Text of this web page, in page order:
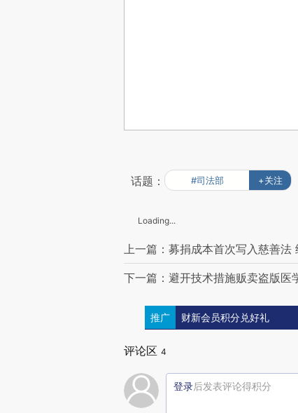
话题： #司法部 +关注
Loading...
上一篇：募捐成本首次写入慈善法
下一篇：避开技术措施贩卖盗版医
推广 财新会员积分兑好礼
评论区 4
登录后发表评论得积分